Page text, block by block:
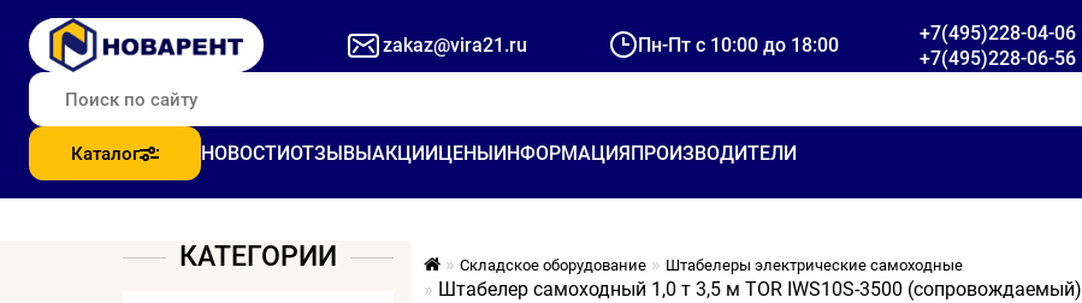
zakaz@vira21.ru Пн-Пт с 10:00 до 18:00
+7(495)228-04-06
+7(495)228-06-56
Каталог НОВОСТИОТЗЫВЫАКЦИИЦЕНЫИНФОРМАЦИЯПРОИЗВОДИТЕЛИ
КАТЕГОРИИ Складское оборудование Штабелеры электрические самоходные
Штабелер самоходный 1,0 т 3,5 м TOR IWS10S-3500 (сопровождаемый)